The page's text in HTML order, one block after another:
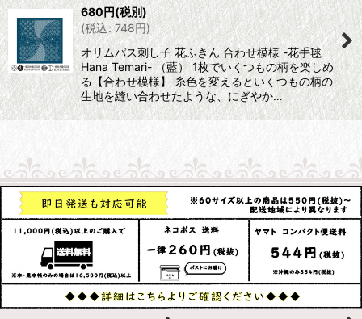
680円(税別)
(税込: 748円)
オリムパス刺し子 花ふきん 合わせ模様 -花手毬
Hana Temari- （藍） 1枚でいくつもの柄を楽しめ
る【合わせ模様】 糸色を変えるといくつもの柄の
生地を縫い合わせたような、にぎやか…